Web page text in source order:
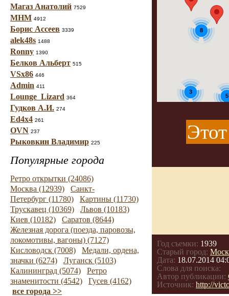
Магаз Анатолий 7529
МНМ 4912
Борис Ассеев 3339
alek48s 1488
Ronny 1390
Белков Альберт 515
VSx86 446
Admin 411
Lounge_Lizard 364
Гудков А.И. 274
Ed4x4 261
OVN 237
Рыковкин Владимир 225
Популярные города
Ретро открытки (24086)
Москва (12939)
Санкт-
Петербург (11780)
Картины (11730)
Трускавец (10369)
Львов (10183)
Киев (10182)
Саратов (8644)
Железная дорога (поезда, паровозы,
локомотивы, вагоны) (7127)
Кисловодск (7008)
Медали, ордена,
значки (6274)
Луганск (5103)
Калининград (5074)
Ретро
знаменитости (4542)
Гусев (4162)
все города >>
8
5
3
Год съемки: 1939
Старый город:
Дата: 18.07.2014
Слова для поиска:
Автор публикации:
Источник: http://